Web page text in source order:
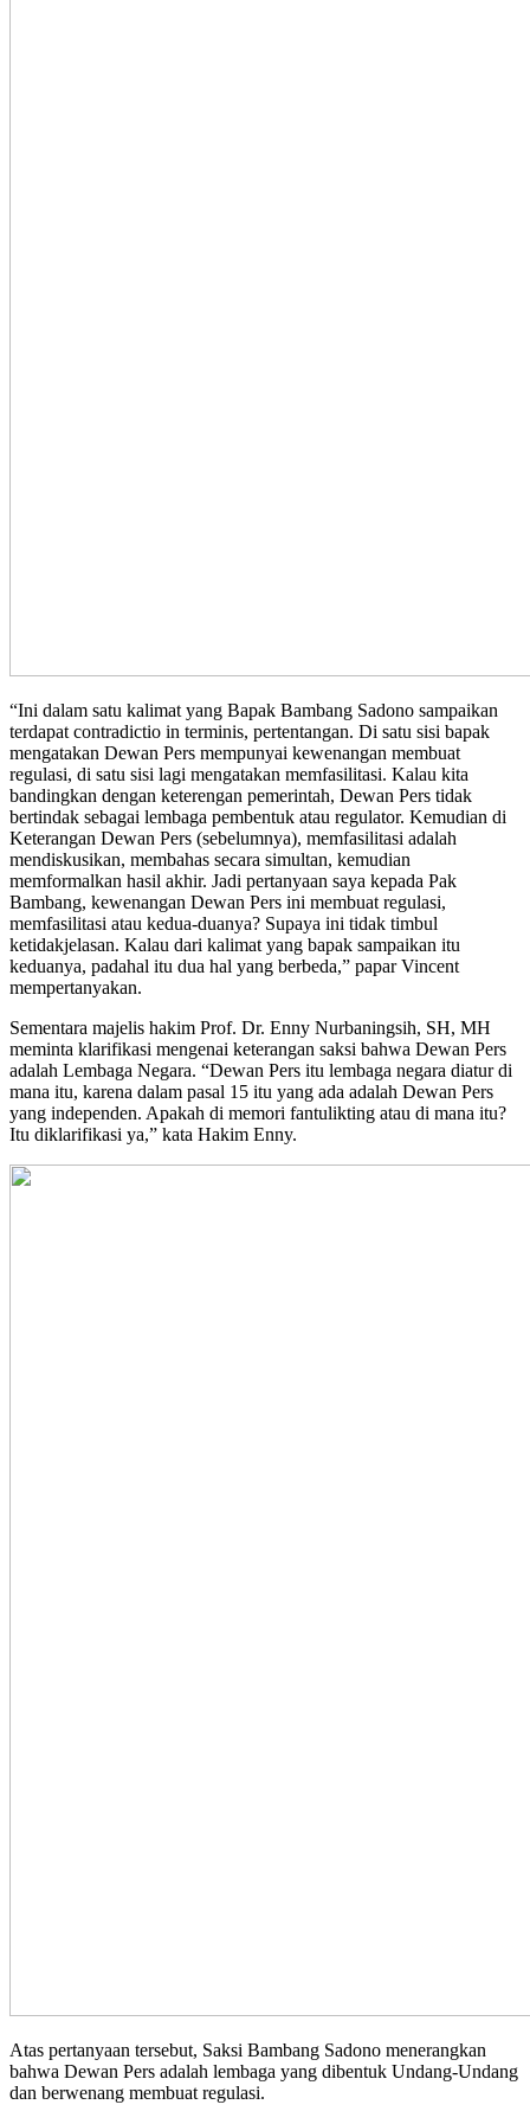
“Ini dalam satu kalimat yang Bapak Bambang Sadono sampaikan
terdapat contradictio in terminis, pertentangan. Di satu sisi bapak
mengatakan Dewan Pers mempunyai kewenangan membuat
regulasi, di satu sisi lagi mengatakan memfasilitasi. Kalau kita
bandingkan dengan keterengan pemerintah, Dewan Pers tidak
bertindak sebagai lembaga pembentuk atau regulator. Kemudian di
Keterangan Dewan Pers (sebelumnya), memfasilitasi adalah
mendiskusikan, membahas secara simultan, kemudian
memformalkan hasil akhir. Jadi pertanyaan saya kepada Pak
Bambang, kewenangan Dewan Pers ini membuat regulasi,
memfasilitasi atau kedua-duanya? Supaya ini tidak timbul
ketidakjelasan. Kalau dari kalimat yang bapak sampaikan itu
keduanya, padahal itu dua hal yang berbeda,” papar Vincent
mempertanyakan.
Sementara majelis hakim Prof. Dr. Enny Nurbaningsih, SH, MH
meminta klarifikasi mengenai keterangan saksi bahwa Dewan Pers
adalah Lembaga Negara. “Dewan Pers itu lembaga negara diatur di
mana itu, karena dalam pasal 15 itu yang ada adalah Dewan Pers
yang independen. Apakah di memori fantulikting atau di mana itu?
Itu diklarifikasi ya,” kata Hakim Enny.
Atas pertanyaan tersebut, Saksi Bambang Sadono menerangkan
bahwa Dewan Pers adalah lembaga yang dibentuk Undang-Undang
dan berwenang membuat regulasi.